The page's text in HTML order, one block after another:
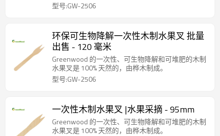
型号:GW-2506
环保可生物降解一次性木制水果叉 批量
出售 - 120 毫米
Greenwood 的一次性、可生物降解和可堆肥的木制
水果叉是 100% 天然的，由桦木制成。
型号:GW-2506
一次性木制水果叉 |水果采摘 - 95mm
Greenwood 的一次性、可生物降解和可堆肥的木制
水果叉是 100% 天然的，由桦木制成。